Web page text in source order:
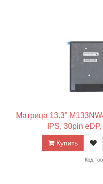
Матрица 13.3"
IPS, 30pin
Купить
Код